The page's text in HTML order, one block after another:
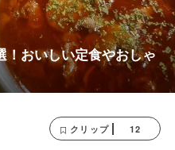
！おいしい定食やおしゃ
クリップ 12